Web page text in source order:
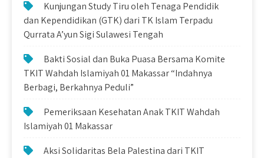
Kunjungan Study Tiru oleh Tenaga Pendidik
dan Kependidikan (GTK) dari TK Islam Terpadu
Qurrata A’yun Sigi Sulawesi Tengah
Bakti Sosial dan Buka Puasa Bersama Komite
TKIT Wahdah Islamiyah 01 Makassar “Indahnya
Berbagi, Berkahnya Peduli”
Pemeriksaan Kesehatan Anak TKIT Wahdah
Islamiyah 01 Makassar
Aksi Solidaritas Bela Palestina dari TKIT